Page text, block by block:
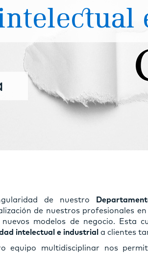
de nuestro
de nuestros profesionales
modelos de negocio. Esta
intelectual e industrial a clientes
equipo multidisciplinar nos